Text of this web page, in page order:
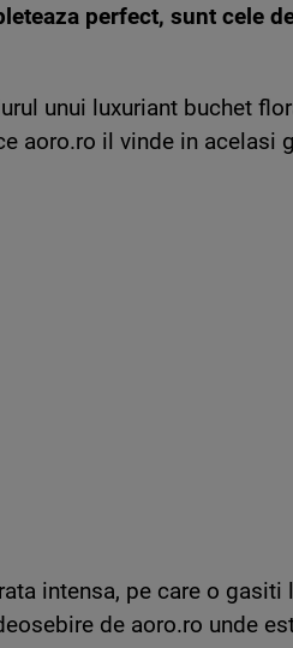
perfect, sunt cele
unui luxuriant buchet
aoro.ro il vinde in acelasi
intensa, pe care o gasiti
de aoro.ro unde